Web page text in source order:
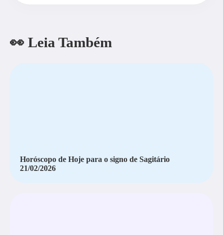
👀 Leia Também
Horóscopo de Hoje para o signo de Sagitário
21/02/2026